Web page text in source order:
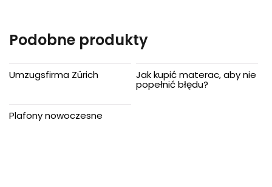
Podobne produkty
Umzugsfirma Zürich Jak kupić materac, aby nie
popełnić błędu?
Plafony nowoczesne